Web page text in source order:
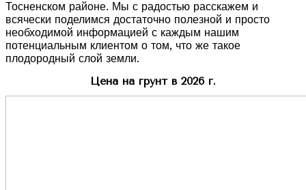
Тосненском районе. Мы с радостью расскажем и
всячески поделимся достаточно полезной и просто
необходимой информацией с каждым нашим
потенциальным клиентом о том, что же такое
плодородный слой земли.
Цена на грунт в 2026 г.